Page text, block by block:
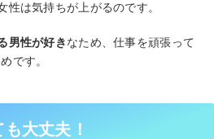
性は気持ちが上がるのです。
男性が好きなため、仕事を頑張って
です。
大丈夫！